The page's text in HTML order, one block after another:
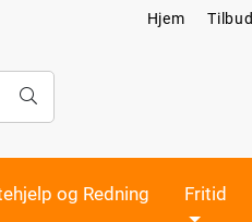
Hjem Tilbud
og Redning Fritid